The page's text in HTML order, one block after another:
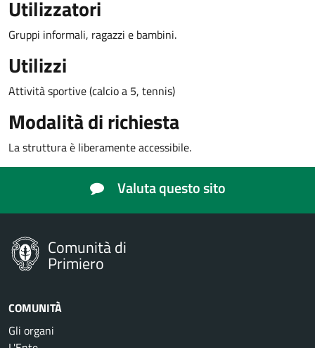
Utilizzatori
Gruppi informali, ragazzi e bambini.
Utilizzi
Attività sportive (calcio a 5, tennis)
Modalità di richiesta
La struttura è liberamente accessibile.
Valuta questo sito
Comunità di
Primiero
COMUNITÀ
Gli organi